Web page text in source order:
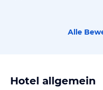
Alle
Hotel allgemein